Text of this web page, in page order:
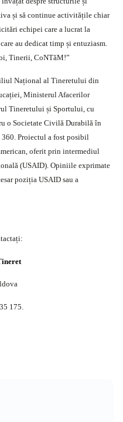
și să continue activitățile chiar
echipei care a lucrat la
au dedicat timp și entuziasm.
Tinerii, CoNTăM!”
Național al Tineretului din
Ministerul Afacerilor
Tineretului și Sportului, cu
o Societate Civilă Durabilă în
Proiectul a fost posibil
oferit prin intermediul
(USAID). Opiniile exprimate
poziția USAID sau a
175.